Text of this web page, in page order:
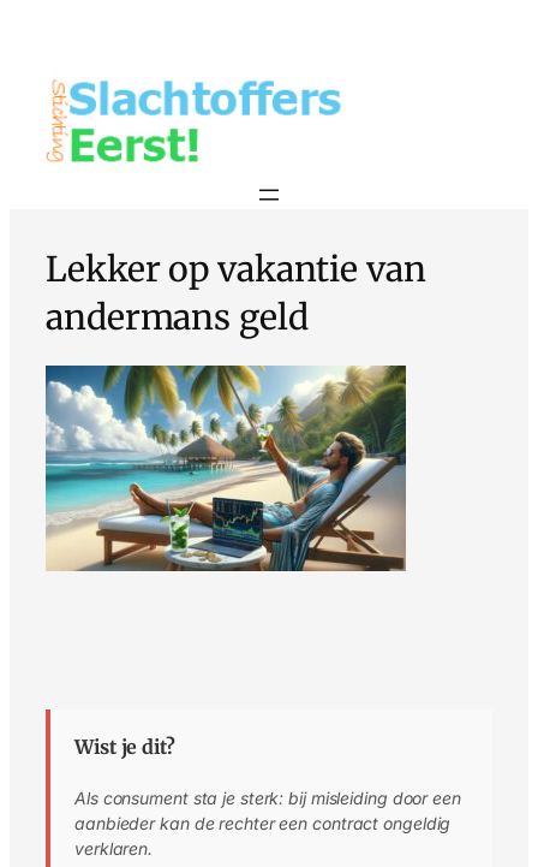
Lekker op vakantie van
andermans geld
Wist je dit?
Als consument sta je sterk: bij misleiding door een
aanbieder kan de rechter een contract ongeldig
verklaren.